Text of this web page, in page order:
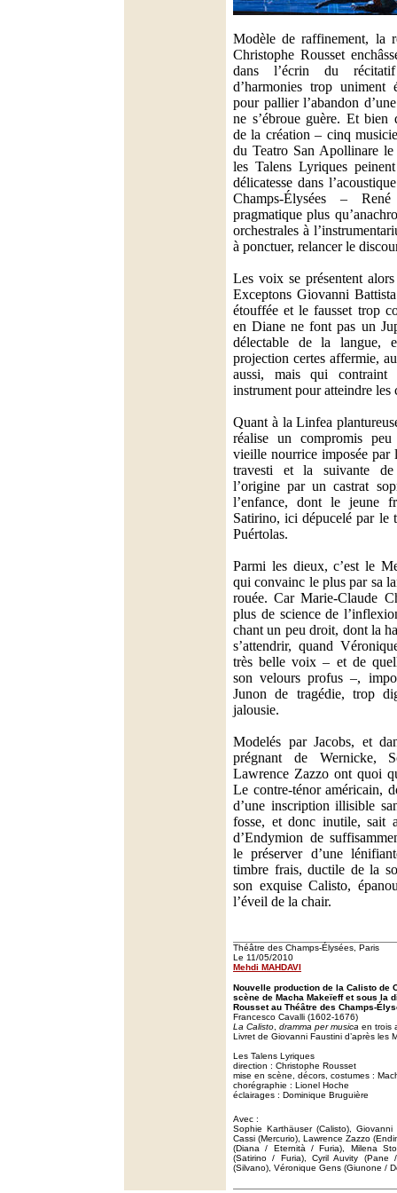
Modèle de raffinement, la
Christophe Rousset
dans l’écrin du
d’harmonies trop uniment
pour pallier l’abandon
ne s’ébroue guère. Et bien
de la création – cinq
du Teatro San Apollinare
les Talens Lyriques
délicatesse dans
Champs-Élysées –
pragmatique plus
orchestrales à
à ponctuer, relancer le
Les voix se présentent
Exceptons Giovanni
étouffée et le fausset trop
en Diane ne font pas un
délectable de la
projection certes affermie,
aussi, mais qui contraint
instrument pour atteindre les
Quant à la Linfea
réalise un compromis
vieille nourrice imposée par
travesti et la suivante
l’origine par un castrat
l’enfance, dont le jeune
Satirino, ici dépucelé par le
Puértolas.
Parmi les dieux, c’est le
qui convainc le plus par sa
rouée. Car Marie-Claude
plus de science de
chant un peu droit, dont la
s’attendrir, quand
très belle voix – et de
son velours profus –,
Junon de tragédie, trop
jalousie.
Modelés par Jacobs, et
prégnant de Wernicke,
Lawrence Zazzo ont quoi
Le contre-ténor américain,
d’une inscription illisible
fosse, et donc inutile, sait
d’Endymion de
le préserver d’une
timbre frais, ductile de la
son exquise Calisto,
l’éveil de la chair.
Théâtre des Champs-Élysées, Paris
Le 11/05/2010
Mehdi MAHDAVI
Nouvelle production de la Calisto de
scène de Macha Makeïeff et sous la
Rousset au Théâtre des Champs-
Francesco Cavalli (1602-1676)
La Calisto dramma per musica en trois
Livret de Giovanni Faustini d’après les
Les Talens Lyriques
direction : Christophe Rousset
mise en scène, décors, costumes :
chorégraphie : Lionel Hoche
éclairages : Dominique Bruguière
Avec :
Sophie Karthäuser (Calisto),
Cassi (Mercurio), Lawrence Zazzo
(Diana / Eternità / Furia), Milena
(Satirino / Furia), Cyril Auvity (Pane
(Silvano), Véronique Gens (Giunone /